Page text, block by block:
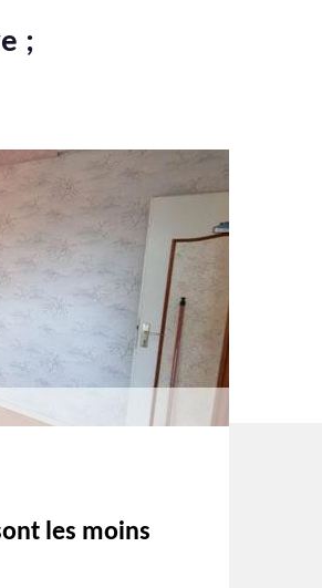
;
les moins